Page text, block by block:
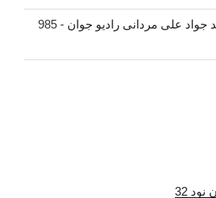
جواد علی مردانی رادیو جوان
- 985
32